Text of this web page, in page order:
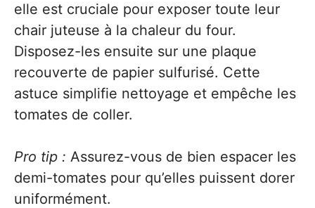
elle est cruciale pour exposer toute leur
chair juteuse à la chaleur du four.
Disposez-les ensuite sur une plaque
recouverte de papier sulfurisé. Cette
astuce simplifie nettoyage et empêche les
tomates de coller.
Pro tip : Assurez-vous de bien espacer les
demi-tomates pour qu’elles puissent dorer
uniformément.